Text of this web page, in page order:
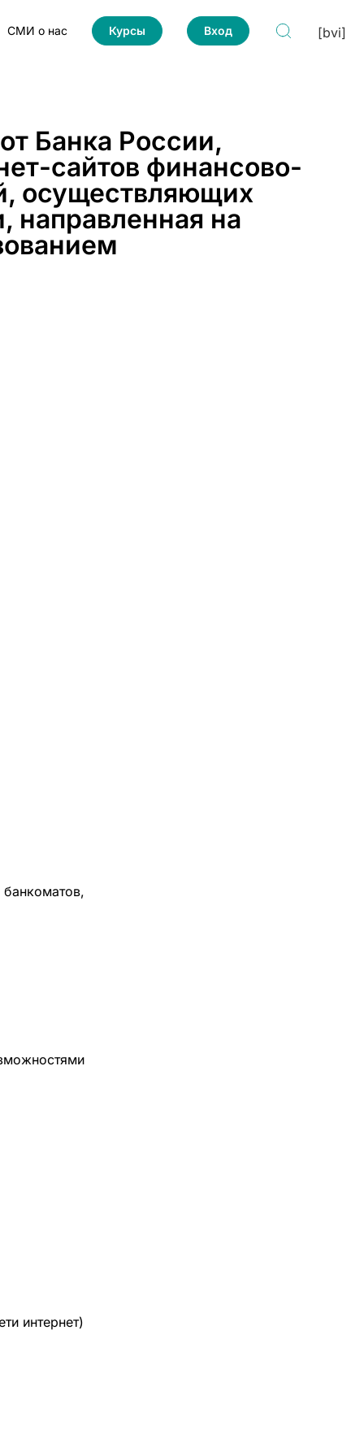
СМИ о нас Курсы Вход [bvi]
Банка России,
сайтов финансово-
осуществляющих
направленная на
банкоматов,
интернет)